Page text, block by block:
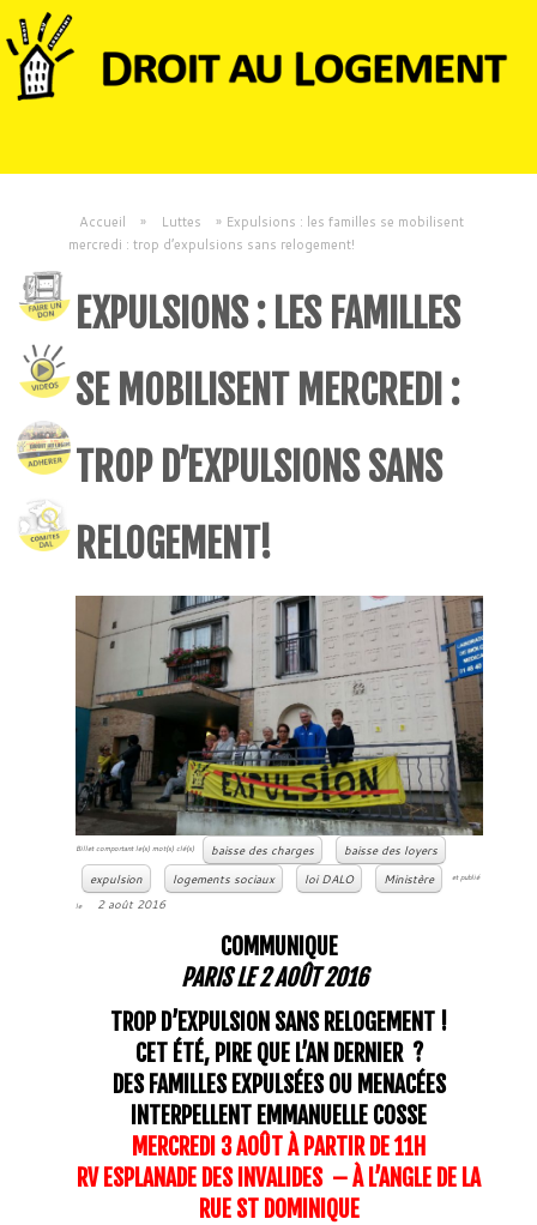
Accueil » Luttes » Expulsions : les familles se mobilisent
mercredi : trop d’expulsions sans relogement!
EXPULSIONS : LES FAMILLES
SE MOBILISENT MERCREDI :
TROP D’EXPULSIONS SANS
RELOGEMENT!
Billet comportant le(s) mot(s) clé(s) baisse des charges
baisse des loyers
expulsion
logements sociaux loi DALO Ministère et publié
le 2 août 2016
COMMUNIQUE
PARIS LE 2 AOÛT 2016
TROP D’EXPULSION SANS RELOGEMENT !
CET ÉTÉ, PIRE QUE L’AN DERNIER ?
DES FAMILLES EXPULSÉES OU MENACÉES
INTERPELLENT EMMANUELLE COSSE
MERCREDI 3 AOÛT À PARTIR DE 11H
RV ESPLANADE DES INVALIDES – À L’ANGLE DE LA
RUE ST DOMINIQUE